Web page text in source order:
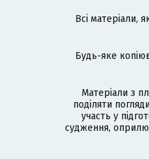
Всі матеріали,
Будь-яке
Матеріали з
поділяти
участь у
судження,